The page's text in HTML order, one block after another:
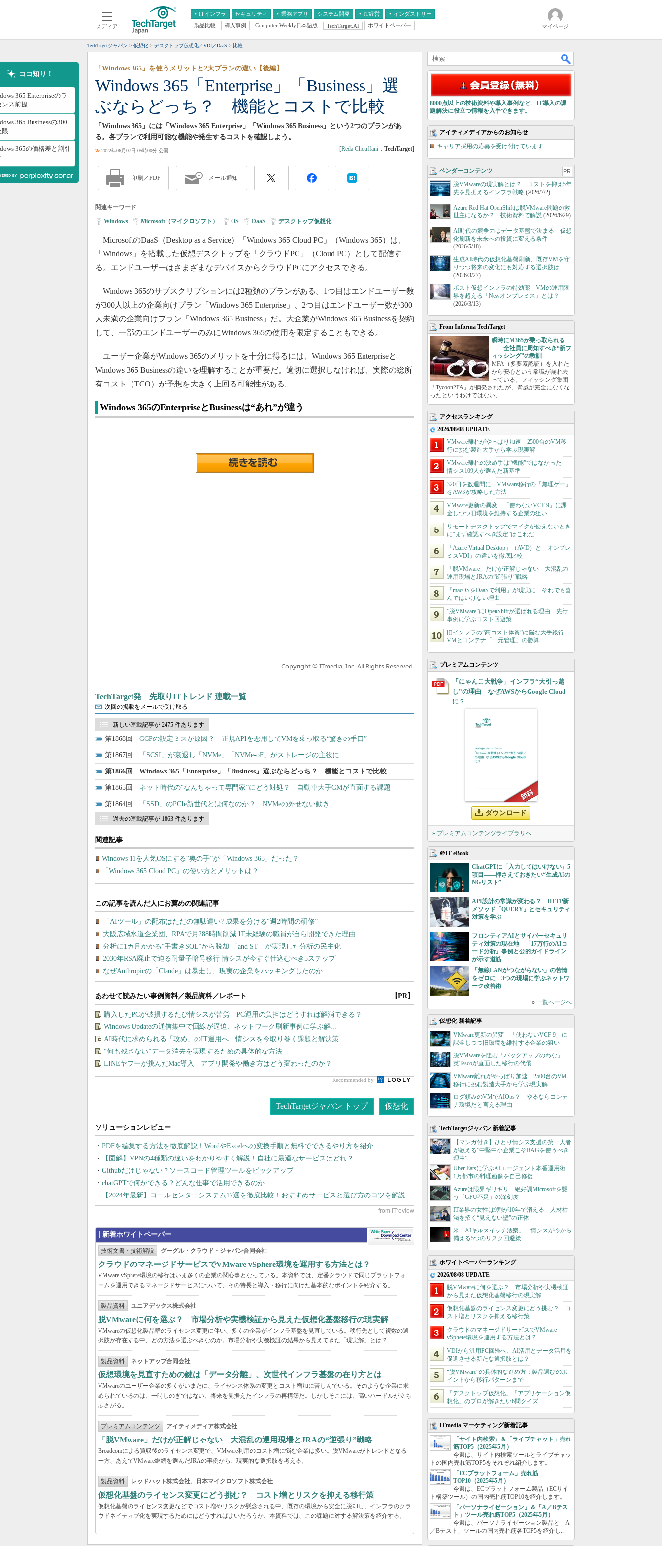
メディア
ITインフラ
クラウド
スマートモバイル
ネットワーク
システム運用管理
セキュリティ 業務アプリ
エンタープライズAI
ERP
CX
情報系システム
システム開発 IT経営
経営とIT
インダストリー
医療IT
製品比較 導入事例 Computer Weekly日本語版 TechTarget.AI ホワイトペーパー マイページ
TechTargetジャパン 仮想化 デスクトップ仮想化／VDI／DaaS 比較
ココ知り！
365 Enterpriseのラ
ンス前提
365 Businessの300
限
365の価格差と割引
Windows 365「Enterprise」「Business」選
ぶならどっち？ 機能とコストで比較
「Windows 365」を使うメリットと2大プランの違い【後編】
「Windows 365」には「Windows 365 Enterprise」「Windows 365 Business」という2つのプランがあ
る。各プランで利用可能な機能や発生するコストを確認しよう。
≫ 2022年06月07日 05時00分 公開 [Reda Chouffani ， TechTarget]
印刷／PDF メール通知
関連キーワード
Windows Microsoft（マイクロソフト） OS DaaS デスクトップ仮想化
MicrosoftのDaaS（Desktop as a Service）「Windows 365 Cloud PC」（Windows 365）は、
「Windows」を搭載した仮想デスクトップを「クラウドPC」（Cloud PC）として配信す
る。エンドユーザーはさまざまなデバイスからクラウドPCにアクセスできる。
Windows 365のサブスクリプションには2種類のプランがある。1つ目はエンドユーザー数
が300人以上の企業向けプラン「Windows 365 Enterprise」、2つ目はエンドユーザー数が300
人未満の企業向けプラン「Windows 365 Business」だ。大企業がWindows 365 Businessを契約
して、一部のエンドユーザーのみにWindows 365の使用を限定することもできる。
ユーザー企業がWindows 365のメリットを十分に得るには、Windows 365 Enterpriseと
Windows 365 Businessの違いを理解することが重要だ。適切に選択しなければ、実際の総所
有コスト（TCO）が予想を大きく上回る可能性がある。
Windows 365のEnterpriseとBusinessは“あれ”が違う
Copyright © ITmedia, Inc. All Rights Reserved.
TechTarget発 先取りITトレンド 連載一覧
次回の掲載をメールで受け取る
新しい連載記事が 2475 件あります
1868 GCPの設定ミスが原因？ 正規APIを悪用してVMを乗っ取る“驚きの手口”
1867 「SCSI」が衰退し「NVMe」「NVMe-oF」がストレージの主役に
1866 Windows 365「Enterprise」「Business」選ぶならどっち？ 機能とコストで比較
1865 ネット時代の“なんちゃって専門家”にどう対処？ 自動車大手GMが直面する課題
1864 「SSD」のPCIe新世代とは何なのか？ NVMeの外せない動き
過去の連載記事が 1863 件あります
関連記事
Windows 11を人気OSにする“奥の手”が「Windows 365」だった？
「Windows 365 Cloud PC」の使い方とメリットは？
あわせて読みたい事例資料／製品資料／レポート 【PR】
購入したPCが破損するたび情シスが苦労 PC運用の負担はどうすれば解消できる？
Windows Updateの通信集中で回線が逼迫、ネットワーク刷新事例に学ぶ解...
AI時代に求められる「攻め」のIT運用へ 情シスを今取り巻く課題と解決策
“何も残さない”データ消去を実現するための具体的な方法
LINEヤフーが挑んだMac導入 アプリ開発や働き方はどう変わったのか？
Recommended by
TechTargetジャパン トップ 仮想化
PDFを編集する方法を徹底解説！WordやExcelへの変換手順と無料でできるやり方を紹介
【図解】VPNの4種類の違いをわかりやすく解説！自社に最適なサービスはどれ？
Githubだけじゃない？ソースコード管理ツールをピックアップ
chatGPTで何ができる？どんな仕事で活用できるのか
【2024年最新】コールセンターシステム17選を徹底比較！おすすめサービスと選び方のコツを解説
新着ホワイトペーパー
技術文書・技術解説 グーグル・クラウド・ジャパン合同会社
クラウドのマネージドサービスでVMware vSphere環境を運用する方法とは？
VMware vSphere環境の移行はいま多くの企業の関心事となっている。本資料では、定番クラウドで同じプラットフォ
ームを運用できるマネージドサービスについて、その特長と導入・移行に向けた基本的なポイントを紹介する。
製品資料 ユニアデックス株式会社
脱VMwareに何を選ぶ？ 市場分析や実機検証から見えた仮想化基盤移行の現実解
VMwareの仮想化製品群のライセンス変更に伴い、多くの企業がインフラ基盤を見直している。移行先として複数の選
択肢が存在する中、どの方法を選ぶべきなのか。市場分析や実機検証の結果から見えてきた「現実解」とは？
製品資料 ネットアップ合同会社
仮想環境を見直すための鍵は「データ分離」、次世代インフラ基盤の在り方とは
VMwareのユーザー企業の多くがいまだに、ライセンス体系の変更とコスト増加に苦しんでいる。そのような企業に求
められているのは、一時しのぎではない、将来を見据えたインフラの再構築だ。しかしそこには、高いハードルが立ち
ふさがる。
プレミアムコンテンツ アイティメディア株式会社
「脱VMware」だけが正解じゃない 大混乱の運用現場とJRAの“逆張り”戦略
Broadcomによる買収後のライセンス変更で、VMware利用のコスト増に悩む企業は多い。脱VMwareがトレンドとなる
一方、あえてVMware継続を選んだJRAの事例から、現実的な選択肢を考える。
製品資料 レッドハット株式会社、日本マイクロソフト株式会社
仮想化基盤のライセンス変更にどう挑む？ コスト増とリスクを抑える移行策
仮想化基盤のライセンス変更などでコスト増やリスクが懸念される中、既存の環境から安全に脱却し、インフラのクラ
ウドネイティブ化を実現するためにはどうすればよいだろうか。本資料では、この課題に対する解決策を紹介する。
8000点以上の技術資料や導入事例など、IT導入の課
題解決に役立つ情報を入手できます。
アイティメディアからのお知らせ
キャリア採用の応募を受け付けています
ベンダーコンテンツ PR
脱VMwareの現実解とは？ コストを抑え5年
先を見据えるインフラ戦略 (2026/7/2)
Azure Red Hat OpenShiftは脱VMware問題の救
世主になるか？ 技術資料で解説 (2026/6/29)
AI時代の競争力はデータ基盤で決まる 仮想
化刷新を未来への投資に変える条件
(2026/5/18)
生成AI時代の仮想化基盤刷新、既存VMを守
りつつ将来の変化にも対応する選択肢は
(2026/3/27)
ポスト仮想インフラの特効薬 VMの運用限
界を超える「Newオンプレミス」とは？
(2026/3/13)
From Informa TechTarget
瞬時にM365が乗っ取られる
――全社員に周知すべき“新フ
ィッシング”の教訓
MFA（多要素認証）を入れた
から安心という常識が崩れ去
っている。フィッシング集団
「Tycoon2FA」が摘発されたが、脅威が完全になくな
ったというわけではない。
アクセスランキング
2026/08/08 UPDATE
VMware離れがやっぱり加速 2500台のVM移
行に挑む製造大手から学ぶ現実解
VMware離れの決め手は“機能”ではなかった
情シス109人が選んだ新基準
320日を数週間に VMware移行の「無理ゲー」
をAWSが攻略した方法
VMware更新の異変 「使わないVCF 9」に課
金しつつ旧環境を維持する企業の狙い
リモートデスクトップでマイクが使えないとき
に“まず確認すべき設定”はこれだ
「Azure Virtual Desktop」（AVD）と「オンプレ
ミスVDI」の違いを徹底比較
「脱VMware」だけが正解じゃない 大混乱の
運用現場とJRAの“逆張り”戦略
「macOSをDaaSで利用」が現実に それでも喜
んではいけない理由
”脱VMware”にOpenShiftが選ばれる理由 先行
事例に学ぶコスト回避策
旧インフラの“高コスト体質”に悩む大手銀行
VMとコンテナ「一元管理」の勝算
プレミアムコンテンツ
「にゃんこ大戦争」インフラ“大引っ越
し”の理由 なぜAWSからGoogle Cloud
に？
ダウンロード
» プレミアムコンテンツライブラリへ
＠IT eBook
ChatGPTに「入力してはいけない」5
項目――押さえておきたい“生成AIの
NGリスト”
API設計の常識が変わる？ HTTP新
メソッド「QUERY」とセキュリティ
対策を学ぶ
フロンティアAIとサイバーセキュリ
ティ対策の現在地 「17万行のAIコ
ード分析」事例と公的ガイドライン
が示す道筋
「無線LANがつながらない」の苦情
をゼロに 3つの現場に学ぶネットワ
ーク改善術
» 一覧ページへ
仮想化 新着記事
VMware更新の異変 「使わないVCF 9」に
課金しつつ旧環境を維持する企業の狙い
脱VMwareを阻む「バックアップのわな」
英Tescoが直面した移行の代償
VMware離れがやっぱり加速 2500台のVM
移行に挑む製造大手から学ぶ現実解
ログ頼みのVMでAIOps？ やるならコンテ
ナ環境だと言える理由
TechTargetジャパン 新着記事
【マンガ付き】ひとり情シス支援の第一人者
が教える”中堅中小企業こそRAGを使うべき
理由”
Uber Eatsに学ぶAIエージェント本番運用術
1万都市の料理画像を自己修復
Azureは限界ギリギリ 絶好調Microsoftを襲
う「GPU不足」の深刻度
IT業界の女性は9割が10年で消える 人材枯
渇を招く“見えない壁”の正体
米「AIキルスイッチ法案」 情シスが今から
備える5つのリスク回避策
ホワイトペーパーランキング
2026/08/08 UPDATE
脱VMwareに何を選ぶ？ 市場分析や実機検証
から見えた仮想化基盤移行の現実解
仮想化基盤のライセンス変更にどう挑む？ コ
スト増とリスクを抑える移行策
クラウドのマネージドサービスでVMware
vSphere環境を運用する方法とは？
VDIから汎用PC回帰へ、AI活用とデータ活用を
促進させる新たな選択肢とは？
“脱VMware”の具体的な進め方：製品選びのポ
イントから移行パターンまで
「デスクトップ仮想化」「アプリケーション仮
想化」のプロが解きたい6問クイズ
ITmedia マーケティング新着記事
「サイト内検索」＆「ライブチャット」売れ
筋TOP5（2025年5月）
今週は、サイト内検索ツールとライブチャッ
トの国内売れ筋TOP5をそれぞれ紹介します。
「ECプラットフォーム」売れ筋
TOP10（2025年5月）
今週は、ECプラットフォーム製品（ECサイ
ト構築ツール）の国内売れ筋TOP10を紹介します。
「パーソナライゼーション」＆「A／Bテス
ト」ツール売れ筋TOP5（2025年5月）
今週は、パーソナライゼーション製品と「A
／Bテスト」ツールの国内売れ筋各TOP5を紹介し...